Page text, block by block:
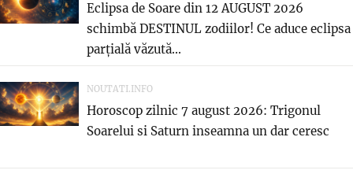
Eclipsa de Soare din 12 AUGUST 2026
schimbă DESTINUL zodiilor! Ce aduce eclipsa
parțială văzută...
NOUTATI.INFO
Horoscop zilnic 7 august 2026: Trigonul
Soarelui si Saturn inseamna un dar ceresc